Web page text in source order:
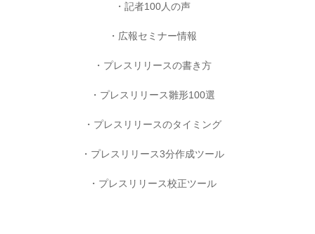
記者100人の声
広報セミナー情報
プレスリリースの書き方
プレスリリース雛形100選
プレスリリースのタイミング
プレスリリース3分作成ツール
プレスリリース校正ツール